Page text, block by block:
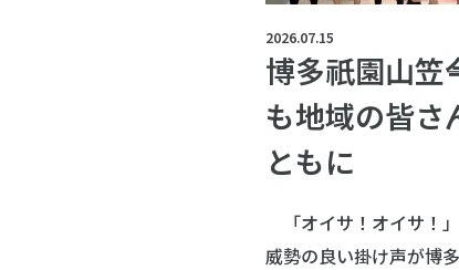
2026.07.15
博多祇園山笠
も地域の皆さ
ともに
「オイサ！オイサ！
威勢の良い掛け声が博